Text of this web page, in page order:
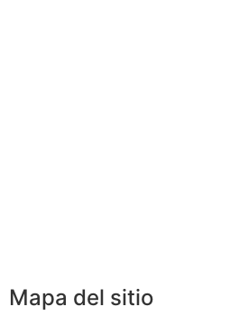
Mapa del sitio